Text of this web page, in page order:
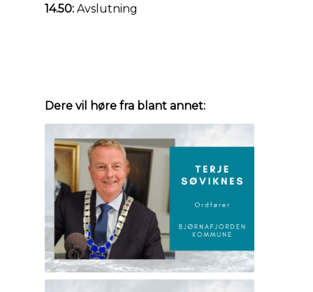
14.50: Avslutning
Dere vil høre fra blant annet: